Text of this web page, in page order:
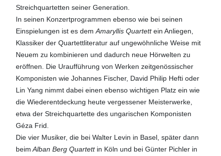
Streichquartetten seiner Generation.
In seinen Konzertprogrammen ebenso wie bei seinen
Einspielungen ist es dem Amaryllis Quartettein Anliegen,
Klassiker der Quartettliteratur auf ungewöhnliche Weise mit
Neuem zu kombinieren und dadurch neue Hörwelten zu
eröffnen. Die Uraufführung von Werken zeitgenössischer
Komponisten wie Johannes Fischer, David Philip Hefti oder
Lin Yang nimmt dabei einen ebenso wichtigen Platz ein wie
die Wiederentdeckung heute vergessener Meisterwerke,
etwa der Streichquartette des ungarischen Komponisten
Géza Frid.
Die vier Musiker, die bei Walter Levin in Basel, später dann
beim Alban Berg Quartett in Köln und bei Günter Pichler in